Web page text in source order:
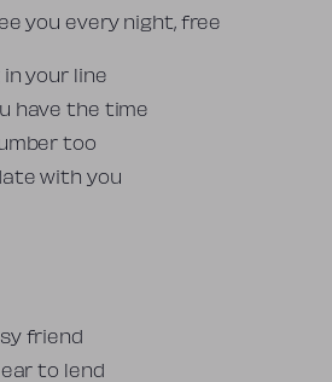
you every night, free
in your line
have the time
too
with you
friend
ear to lend